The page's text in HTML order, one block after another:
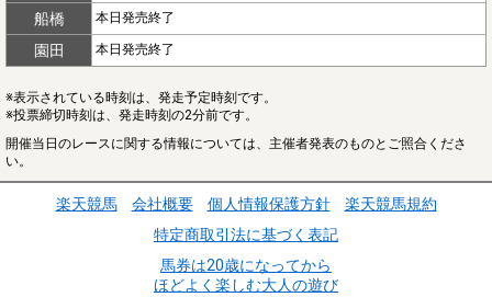
船橋 本日発売終了
園田 本日発売終了
※表示されている時刻は、発走予定時刻です。
※投票締切時刻は、発走時刻の2分前です。
開催当日のレースに関する情報については、主催者発表のものとご照合くださ
い。
楽天競馬 会社概要 個人情報保護方針
楽天競馬規約
特定商取引法に基づく表記
馬券は20歳になってから
ほどよく楽しむ大人の遊び